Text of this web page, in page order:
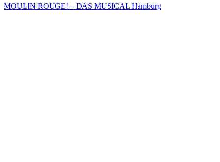
MOULIN ROUGE! – DAS MUSICAL Hamburg